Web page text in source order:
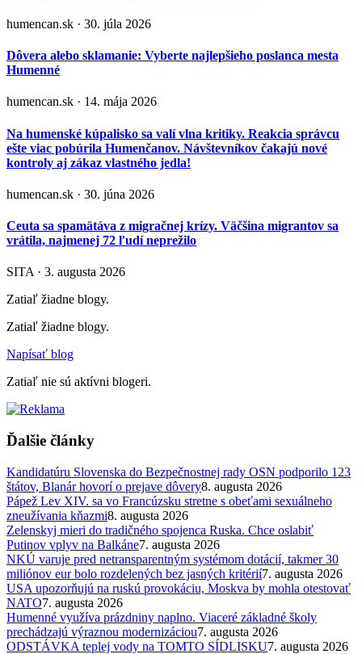
humencan.sk · 30. júla 2026
Dôvera alebo sklamanie: Vyberte najlepšieho poslanca mesta
Humenné
humencan.sk · 14. mája 2026
Na humenské kúpalisko sa valí vlna kritiky. Reakcia správcu
ešte viac pobúrila Humenčanov. Návštevníkov čakajú nové
kontroly aj zákaz vlastného jedla!
humencan.sk · 30. júna 2026
Ceuta sa spamätáva z migračnej krízy. Väčšina migrantov sa
vrátila, najmenej 72 ľudí neprežilo
SITA · 3. augusta 2026
Zatiaľ žiadne blogy.
Zatiaľ žiadne blogy.
Napísať blog
Zatiaľ nie sú aktívni blogeri.
Ďalšie články
Kandidatúru Slovenska do Bezpečnostnej rady OSN podporilo 123
štátov, Blanár hovorí o prejave dôvery8. augusta 2026
Pápež Lev XIV. sa vo Francúzsku stretne s obeťami sexuálneho
zneužívania kňazmi8. augusta 2026
Zelenskyj mieri do tradičného spojenca Ruska. Chce oslabiť
Putinov vplyv na Balkáne7. augusta 2026
NKÚ varuje pred netransparentným systémom dotácií, takmer 30
miliónov eur bolo rozdelených bez jasných kritérií7. augusta 2026
USA upozorňujú na ruskú provokáciu, Moskva by mohla otestovať
NATO7. augusta 2026
Humenné využíva prázdniny naplno. Viaceré základné školy
prechádzajú výraznou modernizáciou7. augusta 2026
ODSTÁVKA teplej vody na TOMTO SÍDLISKU7. augusta 2026